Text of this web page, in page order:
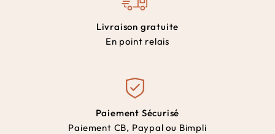
Livraison gratuite
En point relais
Paiement Sécurisé
Paiement CB, Paypal ou Bimpli